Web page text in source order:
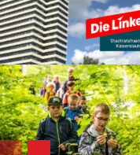
FB Gesundheit
FB News
MIT